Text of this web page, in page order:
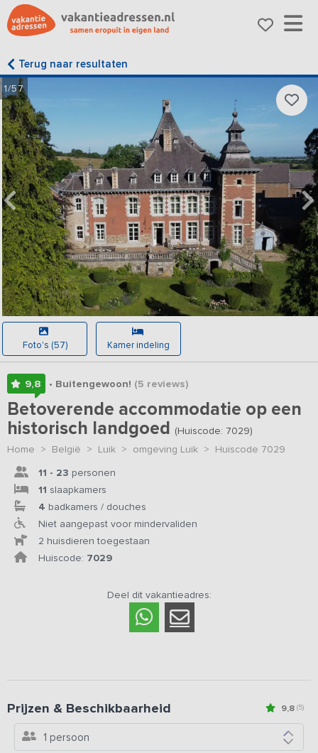
Terug naar resultaten
1/57
Foto's (57) Kamer indeling
9,8 • Buitengewoon! (5 reviews)
Betoverende accommodatie op een
historisch landgoed (Huiscode: 7029)
Home > België > Luik > omgeving Luik > Huiscode 7029
11 - 23 personen
11 slaapkamers
4 badkamers / douches
Niet aangepast voor mindervaliden
2 huisdieren toegestaan
Huiscode: 7029
Deel dit vakantieadres:
9,8 (5)
Prijzen & Beschikbaarheid
1 persoon